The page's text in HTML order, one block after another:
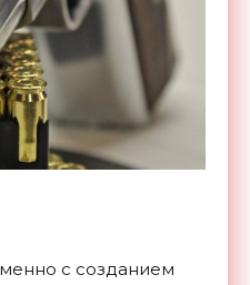
с созданием